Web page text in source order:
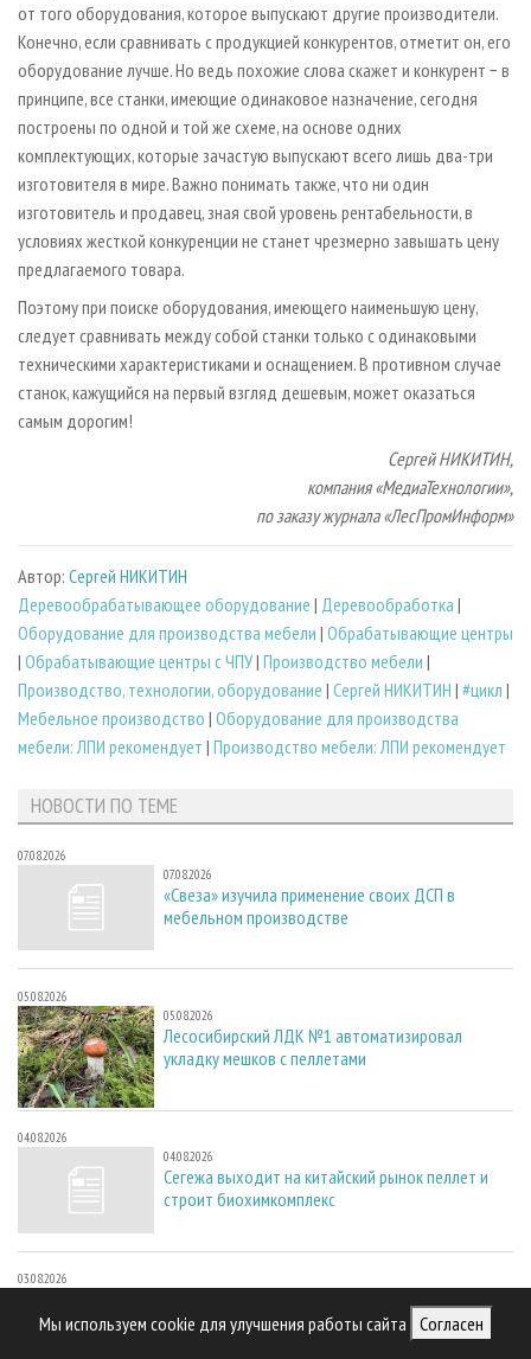
Мы используем cookie для улучшения работы сайта Согласен
от того оборудования, которое выпускают другие производители.
Конечно, если сравнивать с продукцией конкурентов, отметит он, его
оборудование лучше. Но ведь похожие слова скажет и конкурент − в
принципе, все станки, имеющие одинаковое назначение, сегодня
построены по одной и той же схеме, на основе одних
комплектующих, которые зачастую выпускают всего лишь два-три
изготовителя в мире. Важно понимать также, что ни один
изготовитель и продавец, зная свой уровень рентабельности, в
условиях жесткой конкуренции не станет чрезмерно завышать цену
предлагаемого товара.
Поэтому при поиске оборудования, имеющего наименьшую цену,
следует сравнивать между собой станки только с одинаковыми
техническими характеристиками и оснащением. В противном случае
станок, кажущийся на первый взгляд дешевым, может оказаться
самым дорогим!
Сергей НИКИТИН,
компания «МедиаТехнологии»,
по заказу журнала «ЛесПромИнформ»
Автор: Сергей НИКИТИН
Деревообрабатывающее оборудование | Деревообработка |
Оборудование для производства мебели | Обрабатывающие центры
| Обрабатывающие центры с ЧПУ| Производство мебели |
Производство, технологии, оборудование | Сергей НИКИТИН | #цикл |
Мебельное производство | Оборудование для производства
мебели: ЛПИ рекомендует | Производство мебели: ЛПИ рекомендует
НОВОСТИ ПО ТЕМЕ
07.08.2026
07.08.2026
«Свеза» изучила применение своих ДСП в
мебельном производстве
05.08.2026
05.08.2026
Лесосибирский ЛДК №1 автоматизировал
укладку мешков с пеллетами
04.08.2026
04.08.2026
Сегежа выходит на китайский рынок пеллет и
строит биохимкомплекс
03.08.2026
ЦПК «Полярная» в Амазаре: инвестпроект
получил поддержку Минвостокразвития